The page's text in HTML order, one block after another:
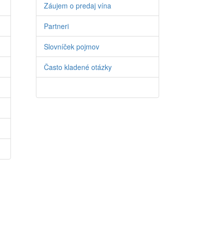
Záujem o predaj vína
Partneri
Slovníček pojmov
Často kladené otázky